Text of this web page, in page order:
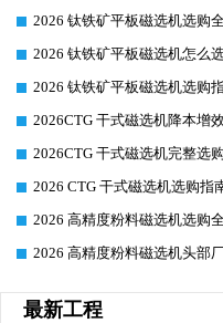
2026 钛铁矿平板磁选机选购
2026 钛铁矿平板磁选机怎么
2026 钛铁矿平板磁选机选购
2026CTG 干式磁选机降本增
2026CTG 干式磁选机完整选
2026 CTG 干式磁选机选购
2026 高精度粉料磁选机选购
2026 高精度粉料磁选机头部
最新工程